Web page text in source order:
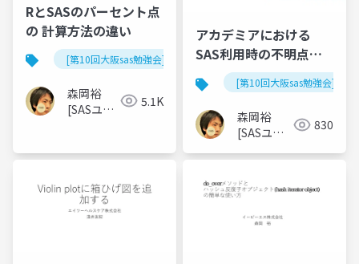
RとSASのパーセント点
の 計算方法の違い
[第10回大阪sas勉強会]
森岡裕
[SASユー
5.1K
アカデミアにおける
SAS利用時の不明点と
解決策[第10回大阪sas勉強会]
森岡裕
[SASユー
830